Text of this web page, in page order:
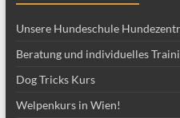
Unsere Hundeschule
Beratung und individuelles
Dog Tricks Kurs
Welpenkurs in Wien!